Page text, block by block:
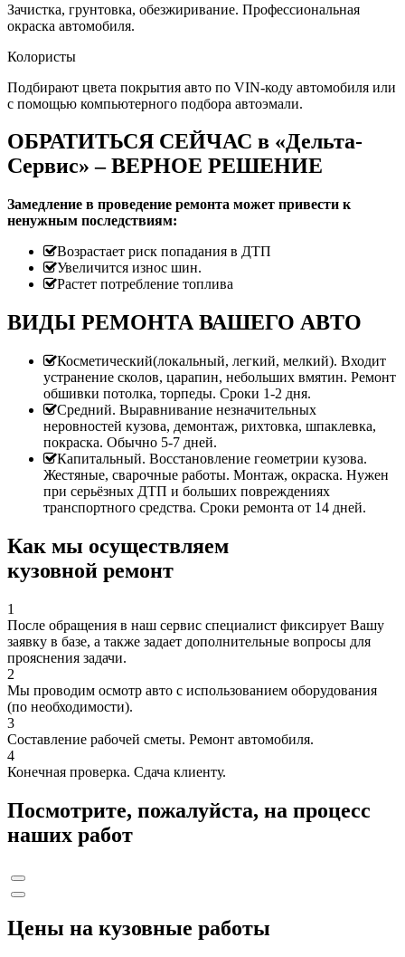
Зачистка, грунтовка, обезжиривание. Профессиональная
окраска автомобиля.
Колористы
Подбирают цвета покрытия авто по VIN-коду автомобиля или
с помощью компьютерного подбора автоэмали.
ОБРАТИТЬСЯ СЕЙЧАС в «Дельта-
Сервис» – ВЕРНОЕ РЕШЕНИЕ
Замедление в проведение ремонта может привести к
ненужным последствиям:
Возрастает риск попадания в ДТП
Увеличится износ шин.
Растет потребление топлива
ВИДЫ РЕМОНТА ВАШЕГО АВТО
Косметический(локальный, легкий, мелкий). Входит
устранение сколов, царапин, небольших вмятин. Ремонт
обшивки потолка, торпеды. Сроки 1-2 дня.
Средний. Выравнивание незначительных
неровностей кузова, демонтаж, рихтовка, шпаклевка,
покраска. Обычно 5-7 дней.
Капитальный. Восстановление геометрии кузова.
Жестяные, сварочные работы. Монтаж, окраска. Нужен
при серьёзных ДТП и больших повреждениях
транспортного средства. Сроки ремонта от 14 дней.
Как мы осуществляем
кузовной ремонт
1
После обращения в наш сервис специалист фиксирует Вашу
заявку в базе, а также задает дополнительные вопросы для
прояснения задачи.
2
Мы проводим осмотр авто с использованием оборудования
(по необходимости).
3
Составление рабочей сметы. Ремонт автомобиля.
4
Конечная проверка. Сдача клиенту.
Посмотрите, пожалуйста, на процесс
наших работ
Цены на кузовные работы